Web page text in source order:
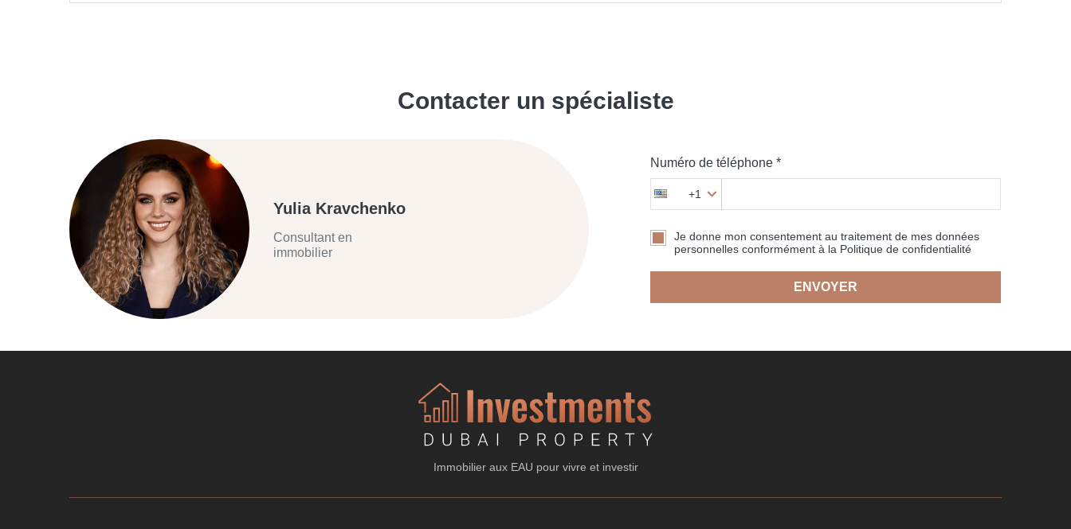
Contacter un spécialiste
Yulia Kravchenko
Consultant en
immobilier
Numéro de téléphone *
+1
Je donne mon consentement au traitement de mes données
personnelles conformément à la Politique de confidentialité
ENVOYER
Immobilier aux EAU pour vivre et investir